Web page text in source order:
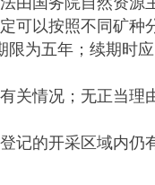
以按照不同矿种
五年；续期时应
情况；无正当理
的开采区域内仍